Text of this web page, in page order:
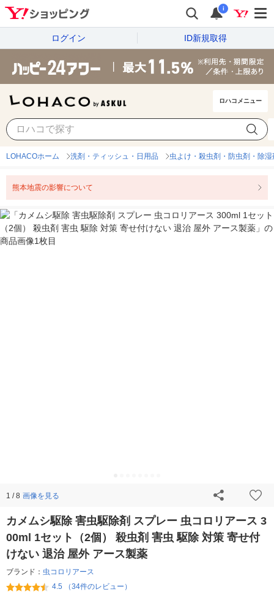
i
ログイン ID新規取得
ロハコメニュー
LOHACOホーム 洗剤・ティッシュ・日用品 虫よけ・殺虫剤・防虫剤・除湿
熊本地震の影響について
1 / 8 画像を見る
カメムシ駆除 害虫駆除剤 スプレー 虫コロリアース 3
00ml 1セット（2個） 殺虫剤 害虫 駆除 対策 寄せ付
けない 退治 屋外 アース製薬
ブランド： 虫コロリアース
4.5 （34件のレビュー）